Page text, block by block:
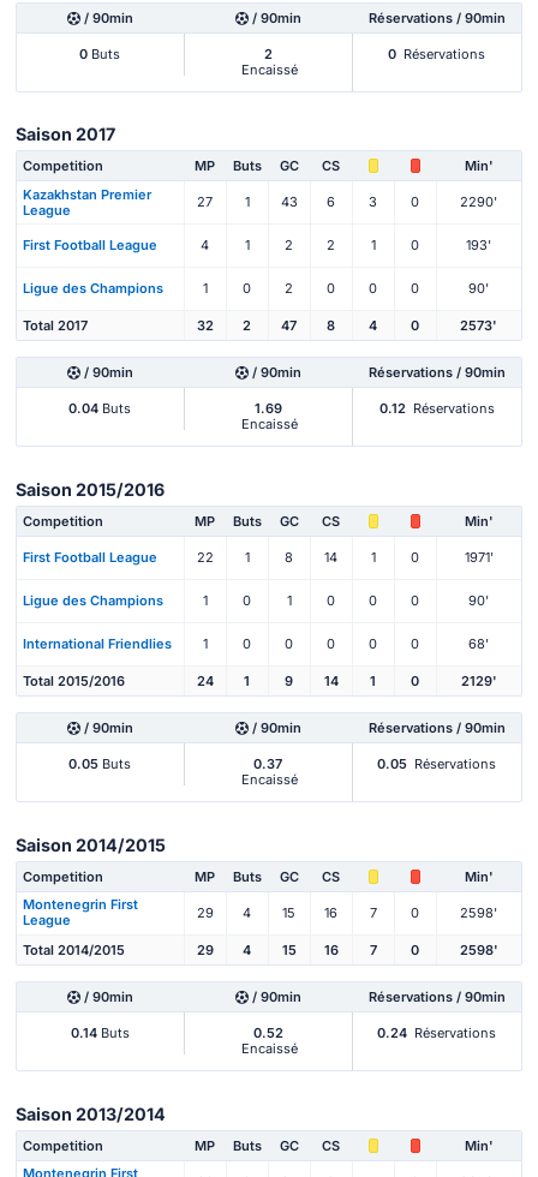
/ 90min / 90min Réservations / 90min
0 Buts
2
Encaissé
0 Réservations
Saison 2017
Competition MP Buts GC CS
Min'
Kazakhstan Premier
League
27 1 43 6 3 0 2290'
First Football League 4 1 2 2 1 0 193'
Ligue des Champions 1 0 2 0 0 0 90'
Total 2017 32 2 47 8 4 0 2573'
/ 90min / 90min Réservations / 90min
0.04 Buts
1.69
Encaissé
0.12 Réservations
Saison 2015/2016
Competition MP Buts GC CS Min'
First Football League 22 1 8 14 1 0 1971'
Ligue des Champions 1 0 1 0 0 0 90'
International Friendlies 1 0 0 0 0 0 68'
Total 2015/2016 24 1 9 14 1 0 2129'
/ 90min / 90min Réservations / 90min
0.05 Buts
0.37
Encaissé
0.05 Réservations
Saison 2014/2015
Competition MP Buts GC CS
Min'
Montenegrin First
League
29 4 15 16 7 0 2598'
Total 2014/2015 29 4 15 16 7 0 2598'
/ 90min / 90min Réservations / 90min
0.14Buts
0.52
Encaissé
0.24 Réservations
Saison 2013/2014
Competition MP Buts GC CS
Min'
Montenegrin First